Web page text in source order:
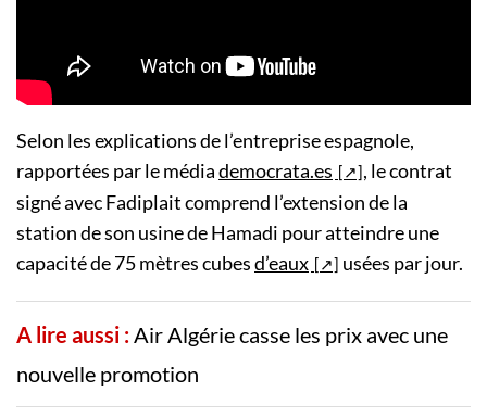
Selon les explications de l’entreprise espagnole,
rapportées par le médiademocrata.es
, le contrat
signé avec Fadiplait comprend l’extension de la
station de son usine de Hamadi pour atteindre une
capacité de 75 mètres cubesd’eaux usées par jour.
A lire aussi : Air Algérie casse les prix avec une
nouvelle promotion